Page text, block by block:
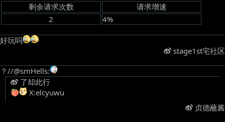
剩余请求次数
请求增速
2
4%
好玩吗
stage1st宅社区
？//@smHells:
了却此行
X:elcyuwu ​
贞德蘸酱